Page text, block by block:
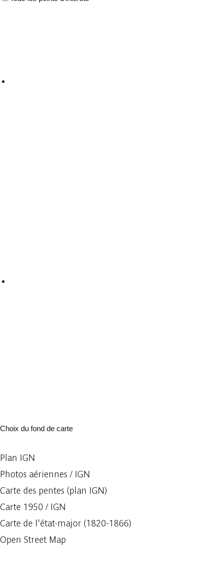
Choix du fond de carte
Plan IGN
Photos aériennes / IGN
Carte des pentes (plan IGN)
Carte 1950 / IGN
Carte de l'état-major (1820-1866)
Open Street Map